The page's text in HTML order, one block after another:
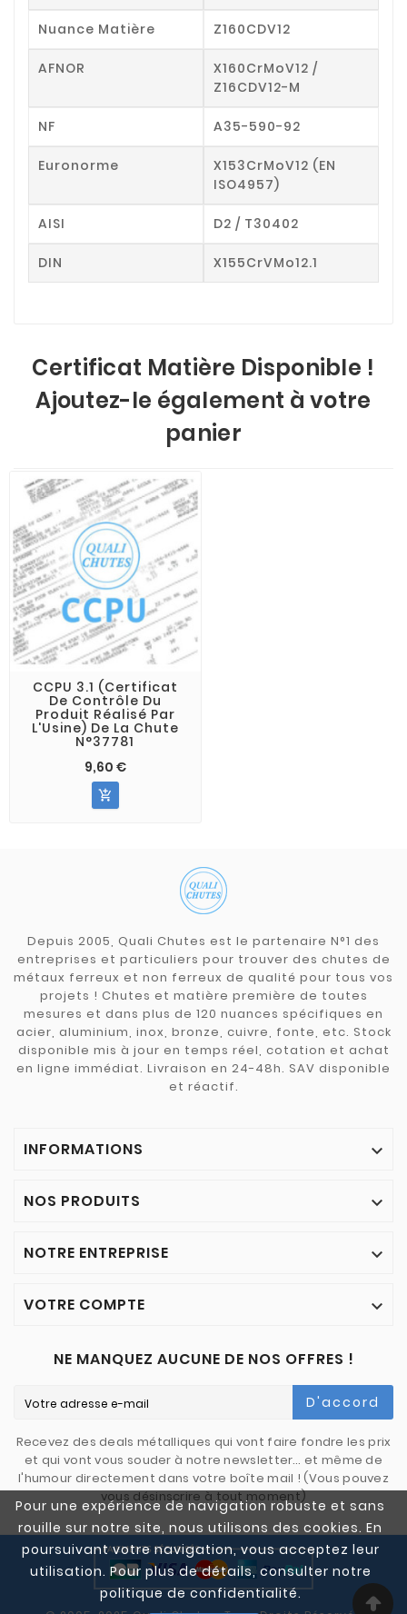
Pour une expérience de navigation robuste et sans
rouille sur notre site, nous utilisons des cookies. En
poursuivant votre navigation, vous acceptez leur
utilisation. Pour plus de détails, consulter notre
politique de confidentialité.
Nuance Matière Z160CDV12
AFNOR
X160CrMoV12 /
Z16CDV12-M
NF A35-590-92
Euronorme
X153CrMoV12 (EN
ISO4957)
AISI D2 / T30402
DIN X155CrVMo12.1
Certificat Matière Disponible !
Ajoutez-le également à votre
panier
CCPU 3.1 (Certificat
De Contrôle Du
Produit Réalisé Par
L'Usine) De La Chute
N°37781
9,60 €

Depuis 2005, Quali Chutes est le partenaire N°1 des
entreprises et particuliers pour trouver des chutes de
métaux ferreux et non ferreux de qualité pour tous vos
projets ! Chutes et matière première de toutes
mesures et dans plus de 120 nuances spécifiques en
acier, aluminium, inox, bronze, cuivre, fonte, etc. Stock
disponible mis à jour en temps réel, cotation et achat
en ligne immédiat. Livraison en 24-48h. SAV disponible
et réactif.
INFORMATIONS 
NOS PRODUITS 
NOTRE ENTREPRISE 
VOTRE COMPTE 
NE MANQUEZ AUCUNE DE NOS OFFRES !
D'accord
Recevez des deals métalliques qui vont faire fondre les prix
et qui vont vous souder à notre newsletter… et même de
l'humour directement dans votre boîte mail ! (Vous pouvez
vous désinscrire à tout moment)